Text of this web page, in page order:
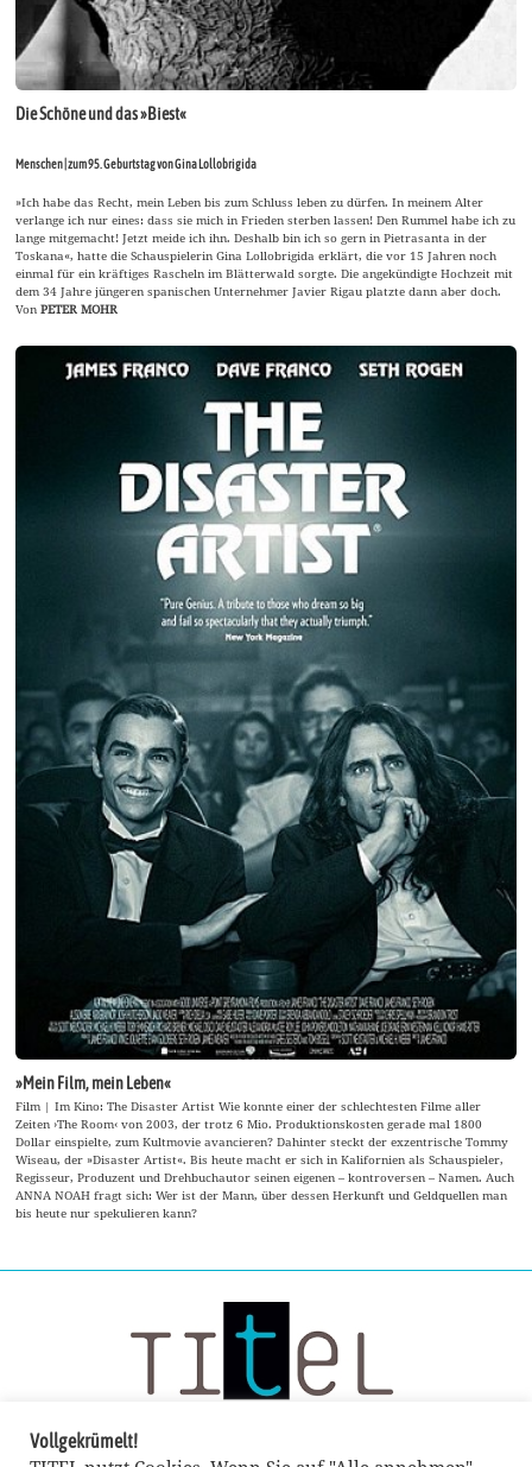
Die Schöne und das »Biest«
Menschen | zum 95. Geburtstag von Gina Lollobrigida
»Ich habe das Recht, mein Leben bis zum Schluss leben zu dürfen. In meinem Alter
verlange ich nur eines: dass sie mich in Frieden sterben lassen! Den Rummel habe ich zu
lange mitgemacht! Jetzt meide ich ihn. Deshalb bin ich so gern in Pietrasanta in der
Toskana«, hatte die Schauspielerin Gina Lollobrigida erklärt, die vor 15 Jahren noch
einmal für ein kräftiges Rascheln im Blätterwald sorgte. Die angekündigte Hochzeit mit
dem 34 Jahre jüngeren spanischen Unternehmer Javier Rigau platzte dann aber doch.
VonPETER MOHR
»Mein Film, mein Leben«
Film | Im Kino: The Disaster Artist Wie konnte einer der schlechtesten Filme aller
Zeiten ›The Room‹ von 2003, der trotz 6 Mio. Produktionskosten gerade mal 1800
Dollar einspielte, zum Kultmovie avancieren? Dahinter steckt der exzentrische Tommy
Wiseau, der »Disaster Artist«. Bis heute macht er sich in Kalifornien als Schauspieler,
Regisseur, Produzent und Drehbuchautor seinen eigenen – kontroversen – Namen. Auch
ANNA NOAH fragt sich: Wer ist der Mann, über dessen Herkunft und Geldquellen man
bis heute nur spekulieren kann?
Vollgekrümelt!